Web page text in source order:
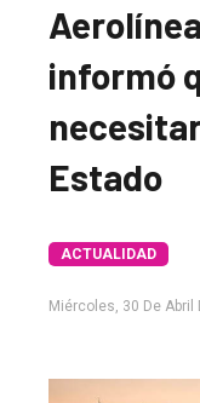
informó
Estado
ACTUALIDAD
Miércoles, 30 De Abril